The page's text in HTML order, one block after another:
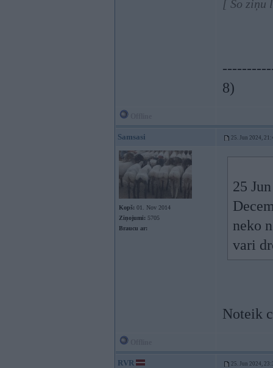
[ Šo ziņu
8)
Samsasi 25. Jun 2024,
Kopš: 01. Nov 2014
Ziņojumi: 5705
Braucu ar:
25
neko
vari
Noteik
RVR 25. Jun 2024,